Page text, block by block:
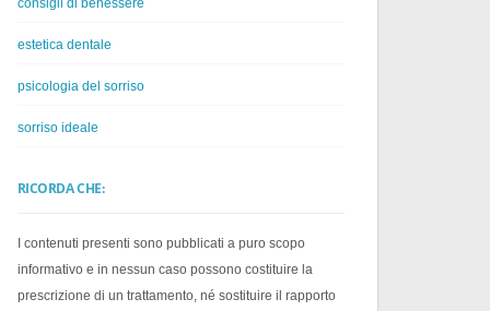
consigli di benessere
estetica dentale
psicologia del sorriso
sorriso ideale
RICORDA CHE:
I contenuti presenti sono pubblicati a puro scopo
informativo e in nessun caso possono costituire la
prescrizione di un trattamento, né sostituire il rapporto